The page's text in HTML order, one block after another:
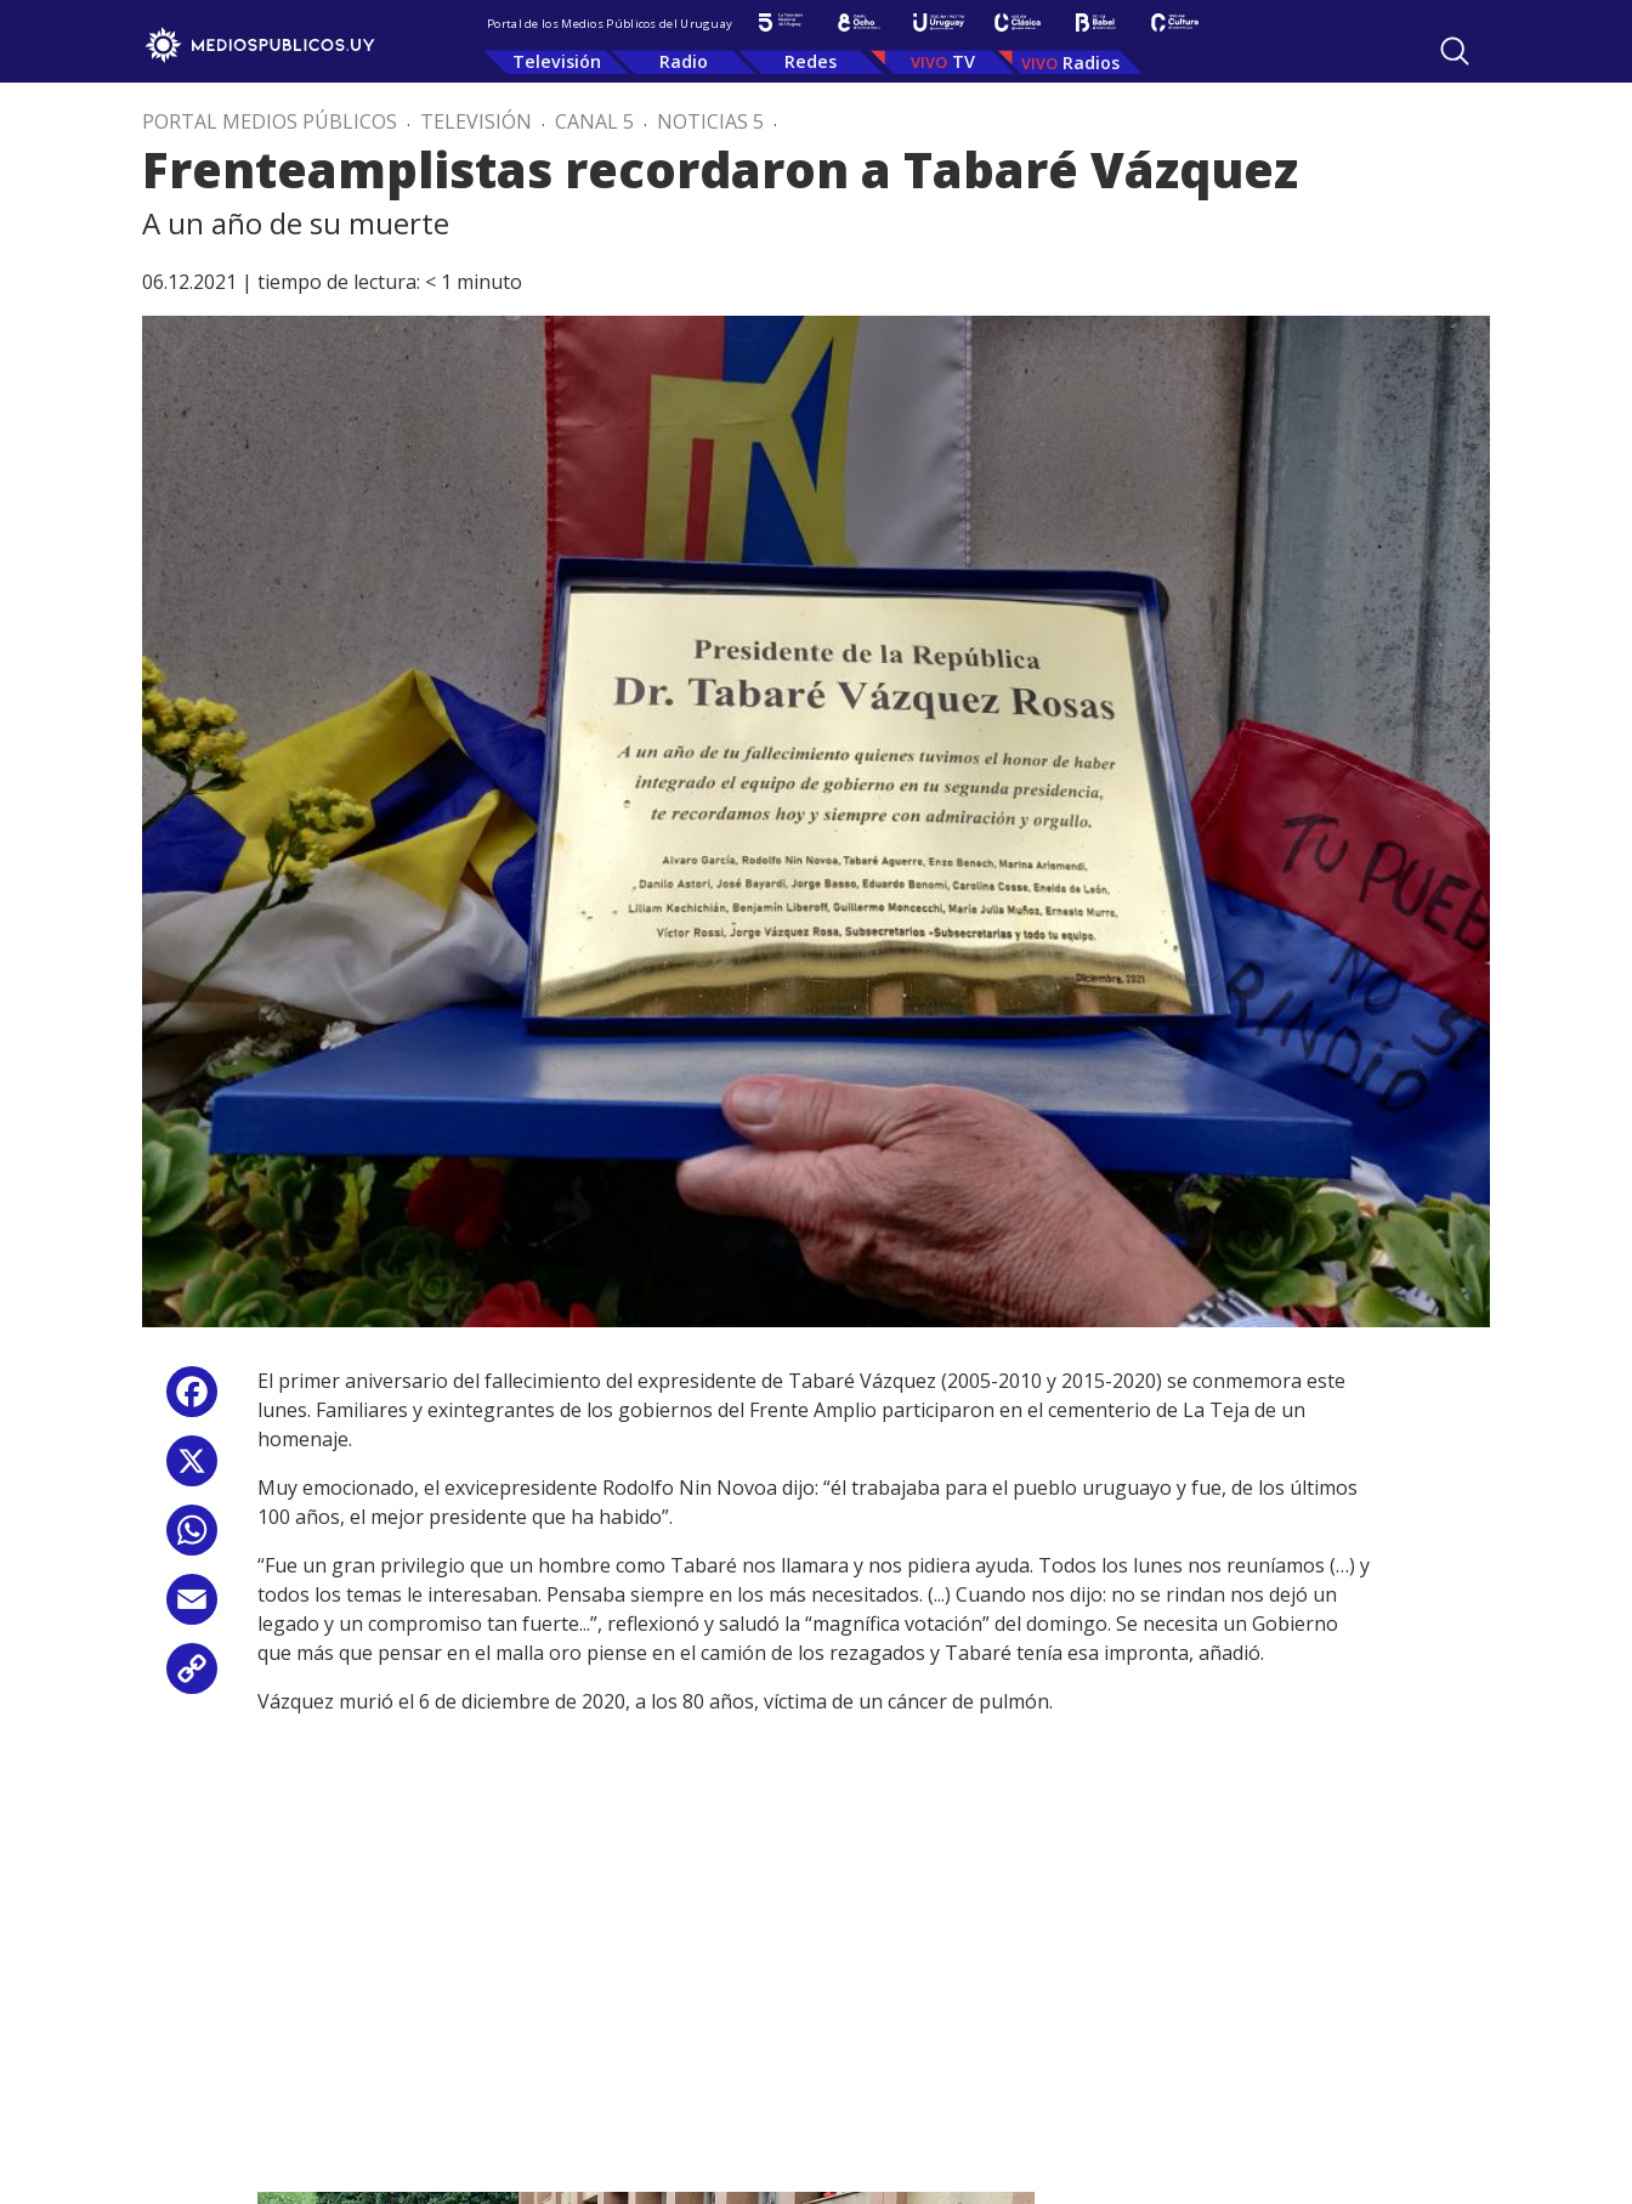
Portal de los Medios Públicos del Uruguay
Televisión Radio Redes TV Radios
PORTAL MEDIOS PÚBLICOS . TELEVISIÓN . CANAL 5 . NOTICIAS 5 .
Frenteamplistas recordaron a Tabaré Vázquez
A un año de su muerte
06.12.2021 | tiempo de lectura: < 1 minuto
Facebook
Email
Copy
El primer aniversario del fallecimiento del expresidente de Tabaré Vázquez (2005-2010 y 2015-2020) se conmemora este
lunes. Familiares y exintegrantes de los gobiernos del Frente Amplio participaron en el cementerio de La Teja de un
homenaje.
Muy emocionado, el exvicepresidente Rodolfo Nin Novoa dijo: “él trabajaba para el pueblo uruguayo y fue, de los últimos
100 años, el mejor presidente que ha habido”.
“Fue un gran privilegio que un hombre como Tabaré nos llamara y nos pidiera ayuda. Todos los lunes nos reuníamos (…) y
todos los temas le interesaban. Pensaba siempre en los más necesitados. (...) Cuando nos dijo: no se rindan nos dejó un
legado y un compromiso tan fuerte...”, reflexionó y saludó la “magnífica votación” del domingo. Se necesita un Gobierno
que más que pensar en el malla oro piense en el camión de los rezagados y Tabaré tenía esa impronta, añadió.
Vázquez murió el 6 de diciembre de 2020, a los 80 años, víctima de un cáncer de pulmón.